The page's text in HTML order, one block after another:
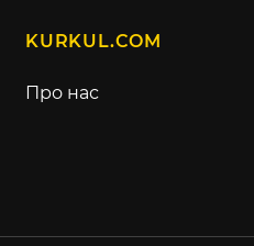
KURKUL.COM
Про нас